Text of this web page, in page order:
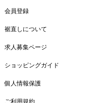
会員登録
裾直しについて
求人募集ページ
ショッピングガイド
個人情報保護